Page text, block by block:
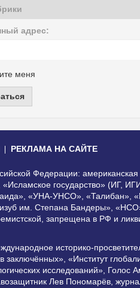
адрес:
меня
РЕКЛАМА НА САЙТЕ
Федерации:
государство» (ИГ,
«УНА-УНСО», «Талибан»,
им. Степана Бандеры»,
запрещена в РФ и
историко-
«Институт
исследований»,
Лев Пономарёв,